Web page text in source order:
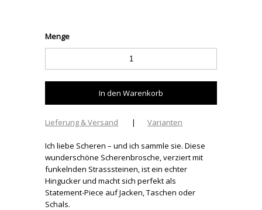
Menge
Lieferung & Versand | Varianten
Ich liebe Scheren – und ich sammle sie. Diese
wunderschöne Scherenbrosche, verziert mit
funkelnden Strasssteinen, ist ein echter
Hingucker und macht sich perfekt als
Statement-Piece auf Jacken, Taschen oder
Schals.